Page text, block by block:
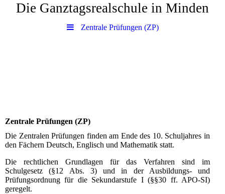
Die Ganztagsrealschule in Minden
Zentrale Prüfungen (ZP)
Zentrale Prüfungen (ZP)
Die Zentralen Prüfungen finden am Ende des 10. Schuljahres in
den Fächern Deutsch, Englisch und Mathematik statt.
Die rechtlichen Grundlagen für das Verfahren sind im
Schulgesetz (§12 Abs. 3) und in der Ausbildungs- und
Prüfungsordnung für die Sekundarstufe I (§§30 ff. APO-SI)
geregelt.